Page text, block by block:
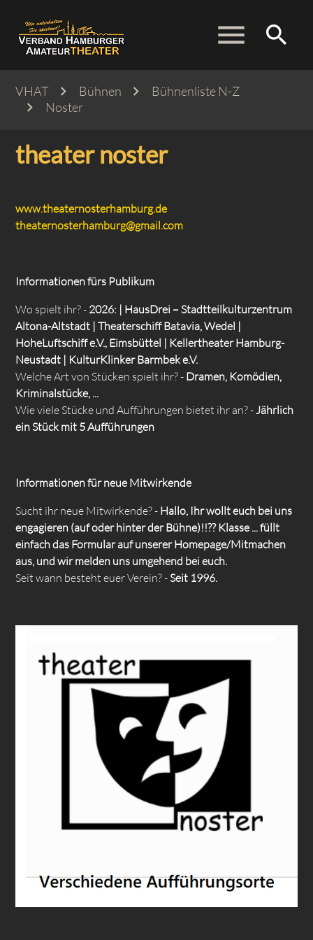
menu search
Suchbegriffe
VHAT Bühnen
Bühnenliste N-Z
Noster
theater noster
www.theaternosterhamburg.de
theaternosterhamburg@gmail.com
Informationen fürs Publikum
Wo spielt ihr? - 2026: | HausDrei – Stadtteilkulturzentrum
Altona-Altstadt | Theaterschiff Batavia, Wedel |
HoheLuftschiff e.V., Eimsbüttel | Kellertheater Hamburg-
Neustadt | KulturKlinker Barmbek e.V.
Welche Art von Stücken spielt ihr? - Dramen, Komödien,
Kriminalstücke, ...
Wie viele Stücke und Aufführungen bietet ihr an? - Jährlich
ein Stück mit 5 Aufführungen
Informationen für neue Mitwirkende
Sucht ihr neue Mitwirkende? - Hallo, Ihr wollt euch bei uns
engagieren (auf oder hinter der Bühne)!!?? Klasse ... füllt
einfach das Formular auf unserer Homepage/Mitmachen
aus, und wir melden uns umgehend bei euch.
Seit wann besteht euer Verein? - Seit 1996.